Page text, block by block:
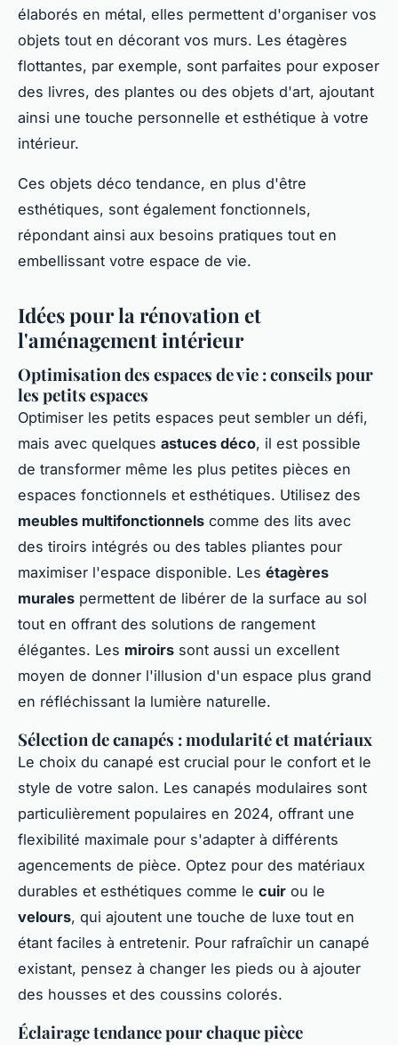
élaborés en métal, elles permettent d'organiser vos
objets tout en décorant vos murs. Les étagères
flottantes, par exemple, sont parfaites pour exposer
des livres, des plantes ou des objets d'art, ajoutant
ainsi une touche personnelle et esthétique à votre
intérieur.
Ces objets déco tendance, en plus d'être
esthétiques, sont également fonctionnels,
répondant ainsi aux besoins pratiques tout en
embellissant votre espace de vie.
Idées pour la rénovation et
l'aménagement intérieur
Optimisation des espaces de vie : conseils pour
les petits espaces
Optimiser les petits espaces peut sembler un défi,
mais avec quelques astuces déco, il est possible
de transformer même les plus petites pièces en
espaces fonctionnels et esthétiques. Utilisez des
meubles multifonctionnels comme des lits avec
des tiroirs intégrés ou des tables pliantes pour
maximiser l'espace disponible. Les étagères
murales permettent de libérer de la surface au sol
tout en offrant des solutions de rangement
élégantes. Les miroirs sont aussi un excellent
moyen de donner l'illusion d'un espace plus grand
en réfléchissant la lumière naturelle.
Sélection de canapés : modularité et matériaux
Le choix du canapé est crucial pour le confort et le
style de votre salon. Les canapés modulaires sont
particulièrement populaires en 2024, offrant une
flexibilité maximale pour s'adapter à différents
agencements de pièce. Optez pour des matériaux
durables et esthétiques comme le cuir ou le
velours, qui ajoutent une touche de luxe tout en
étant faciles à entretenir. Pour rafraîchir un canapé
existant, pensez à changer les pieds ou à ajouter
des housses et des coussins colorés.
Éclairage tendance pour chaque pièce